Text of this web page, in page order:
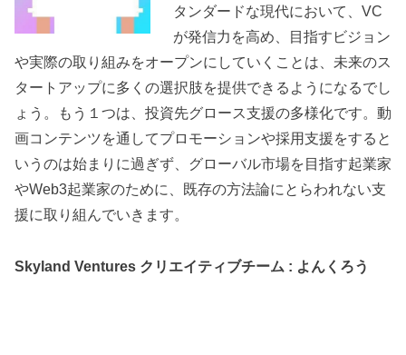
タンダードな現代において、VC
が発信力を高め、目指すビジョン
や実際の取り組みをオープンにしていくことは、未来のス
タートアップに多くの選択肢を提供できるようになるでし
ょう。もう１つは、投資先グロース支援の多様化です。動
画コンテンツを通してプロモーションや採用支援をすると
いうのは始まりに過ぎず、グローバル市場を目指す起業家
やWeb3起業家のために、既存の方法論にとらわれない支
援に取り組んでいきます。
Skyland Ventures クリエイティブチーム : よんくろう